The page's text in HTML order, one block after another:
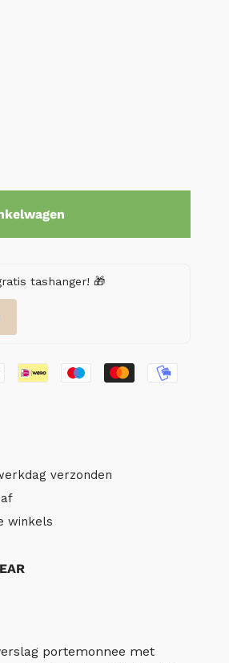
tashanger! 🎁
verzonden
winkels
portemonnee met